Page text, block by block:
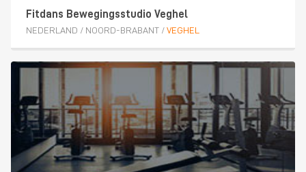
Fitdans Bewegingsstudio Veghel
NEDERLAND / NOORD-BRABANT/ VEGHEL